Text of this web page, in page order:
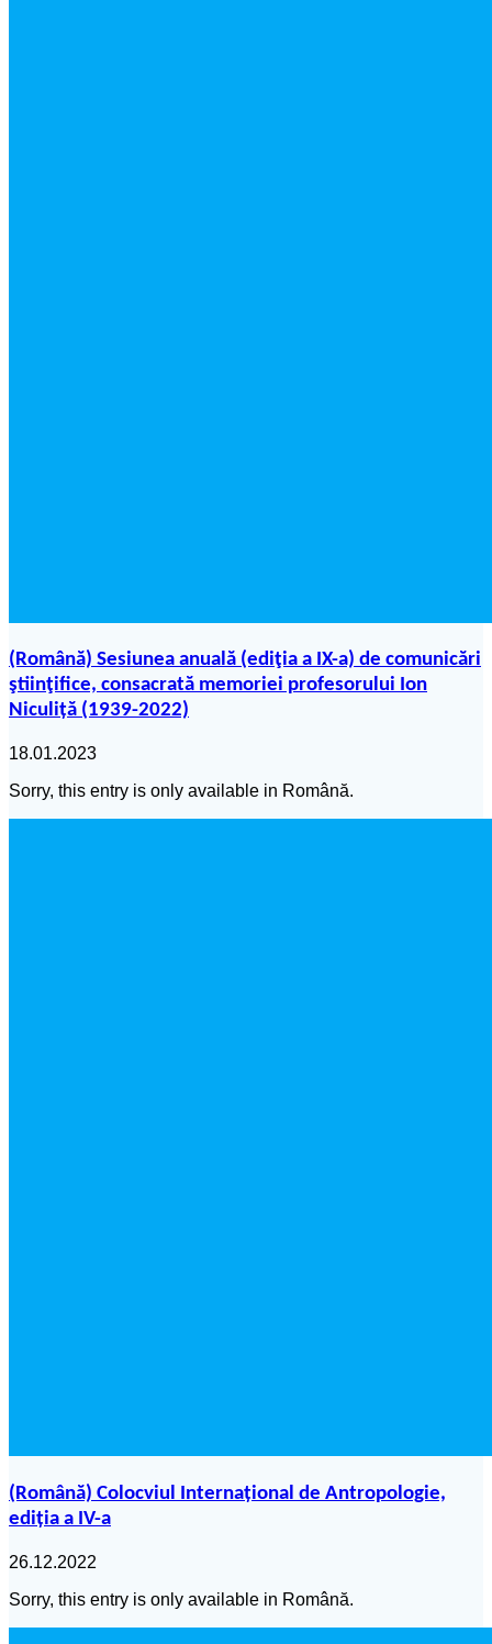
(Română) Sesiunea anuală (ediţia a IX-a) de comunicări
ştiinţifice, consacrată memoriei profesorului Ion
Niculiță (1939-2022)
18.01.2023
Sorry, this entry is only available in Română.
(Română) Colocviul Internațional de Antropologie,
ediția a IV-a
26.12.2022
Sorry, this entry is only available in Română.